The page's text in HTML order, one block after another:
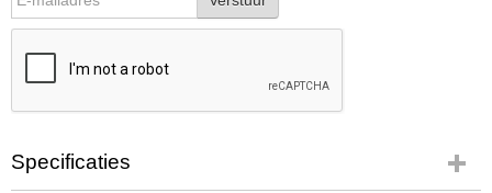
Specificaties